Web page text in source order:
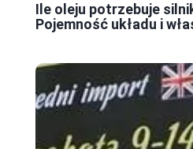
Ile oleju potrzebuje
Pojemność układu i